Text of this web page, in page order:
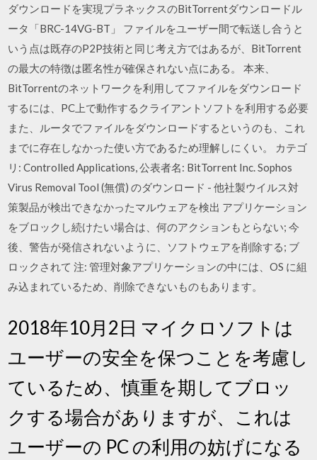
ダウンロードを実現プラネックスのBitTorrentダウンロードル
ータ「BRC-14VG-BT」 ファイルをユーザー間で転送し合うと
いう点は既存のP2P技術と同じ考え方ではあるが、BitTorrent
の最大の特徴は匿名性が確保されない点にある。 本来、
BitTorrentのネットワークを利用してファイルをダウンロード
するには、PC上で動作するクライアントソフトを利用する必要
また、ルータでファイルをダウンロードするというのも、これ
までに存在しなかった使い方であるため理解しにくい。 カテゴ
リ: Controlled Applications, 公表者名: BitTorrent Inc. Sophos
Virus Removal Tool (無償) のダウンロード - 他社製ウイルス対
策製品が検出できなかったマルウェアを検出 アプリケーション
をブロックし続けたい場合は、何のアクションもとらない; 今
後、警告が発信されないように、ソフトウェアを削除する; ブ
ロックされて 注: 管理対象アプリケーションの中には、OS に組
み込まれているため、削除できないものもあります。
2018年10月2日 マイクロソフトは
ユーザーの安全を保つことを考慮し
ているため、慎重を期してブロッ
クする場合がありますが、これは
ユーザーの PC の利用の妨げになる